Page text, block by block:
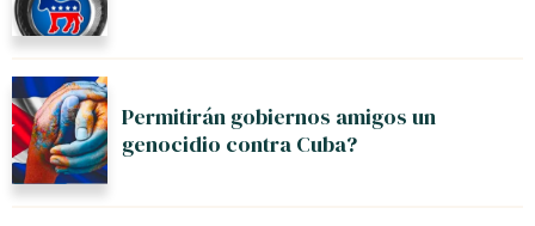
Permitirán gobiernos amigos un
genocidio contra Cuba?